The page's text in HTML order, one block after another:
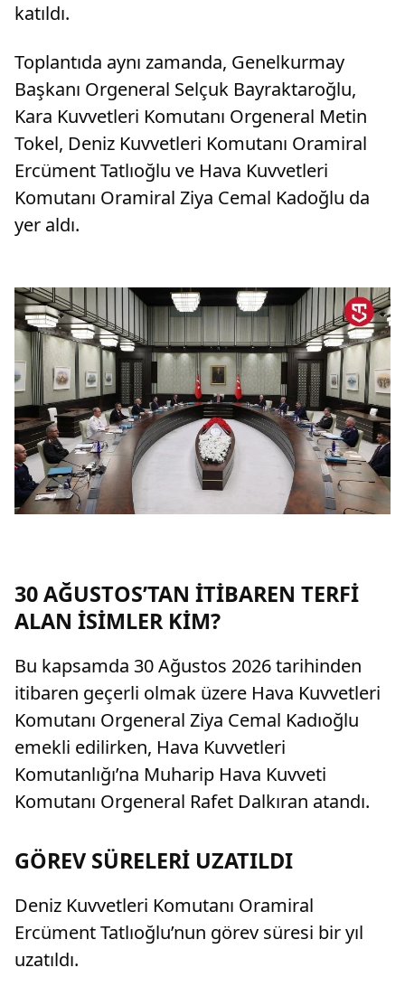
katıldı.
Toplantıda aynı zamanda, Genelkurmay
Başkanı Orgeneral Selçuk Bayraktaroğlu,
Kara Kuvvetleri Komutanı Orgeneral Metin
Tokel, Deniz Kuvvetleri Komutanı Oramiral
Ercüment Tatlıoğlu ve Hava Kuvvetleri
Komutanı Oramiral Ziya Cemal Kadoğlu da
yer aldı.
30 AĞUSTOS’TAN İTİBAREN TERFİ
ALAN İSİMLER KİM?
Bu kapsamda 30 Ağustos 2026 tarihinden
itibaren geçerli olmak üzere Hava Kuvvetleri
Komutanı Orgeneral Ziya Cemal Kadıoğlu
emekli edilirken, Hava Kuvvetleri
Komutanlığı’na Muharip Hava Kuvveti
Komutanı Orgeneral Rafet Dalkıran atandı.
GÖREV SÜRELERİ UZATILDI
Deniz Kuvvetleri Komutanı Oramiral
Ercüment Tatlıoğlu’nun görev süresi bir yıl
uzatıldı.